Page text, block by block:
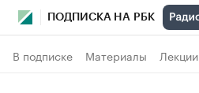
ПОДПИСКА НА РБК
В подписке Материалы Лекции